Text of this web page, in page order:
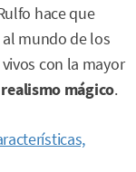
hace que
mundo de los
con la mayor
realismo mágico.